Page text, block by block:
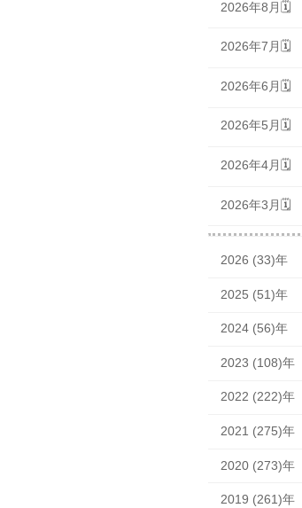
2026年8月🗓
2026年7月🗓
2026年6月🗓
2026年5月🗓
2026年4月🗓
2026年3月🗓
2026 (33)年
2025 (51)年
2024 (56)年
2023 (108)年
2022 (222)年
2021 (275)年
2020 (273)年
2019 (261)年